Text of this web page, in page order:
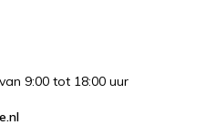
9:00 tot 18:00 uur